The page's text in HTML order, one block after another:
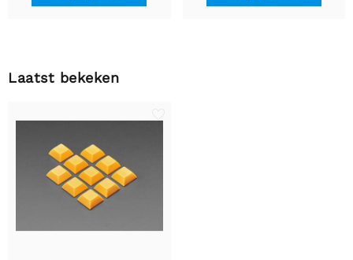
Laatst bekeken